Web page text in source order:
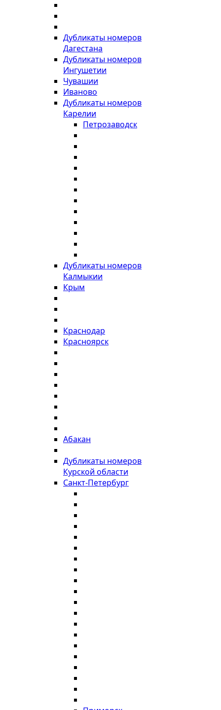
Дубликаты номеров
Дагестана
Дубликаты номеров
Ингушетии
Чувашии
Иваново
Дубликаты номеров
Карелии
Петрозаводск
Дубликаты номеров
Калмыкии
Крым
Краснодар
Красноярск
Абакан
Дубликаты номеров
Курской области
Санкт-Петербург